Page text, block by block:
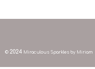
© 2024 Miraculous Sparkles by Miriam